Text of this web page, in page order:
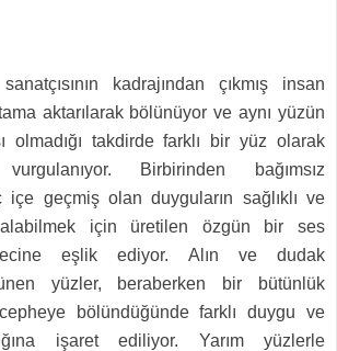
kadrajından çıkmış insan
aktarılarak bölünüyor ve aynı yüzün
olmadığı takdirde farklı bir yüz olarak
vurgulanıyor. Birbirinden bağımsız
geçmiş olan duyguların sağlıklı ve
alabilmek için üretilen özgün bir ses
eşlik ediyor. Alın ve dudak
yüzler, beraberken bir bütünlük
bölündüğünde farklı duygu ve
işaret ediliyor. Yarım yüzlerle